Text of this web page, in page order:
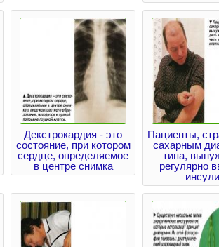
Декстрокардия - это
состояние, при котором
сердце, определяемое
в центре снимка
Пациенты,
сахарным
типа,
регулярно